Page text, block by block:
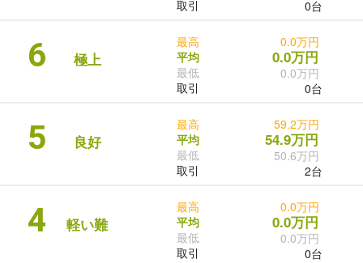
取引
0台
6 極上
最高
平均
最低
取引
0.0万円
0.0万円
0.0万円
0台
5 良好
最高
平均
最低
取引
59.2万円
54.9万円
50.6万円
2台
4 軽い難
最高
平均
最低
取引
0.0万円
0.0万円
0.0万円
0台